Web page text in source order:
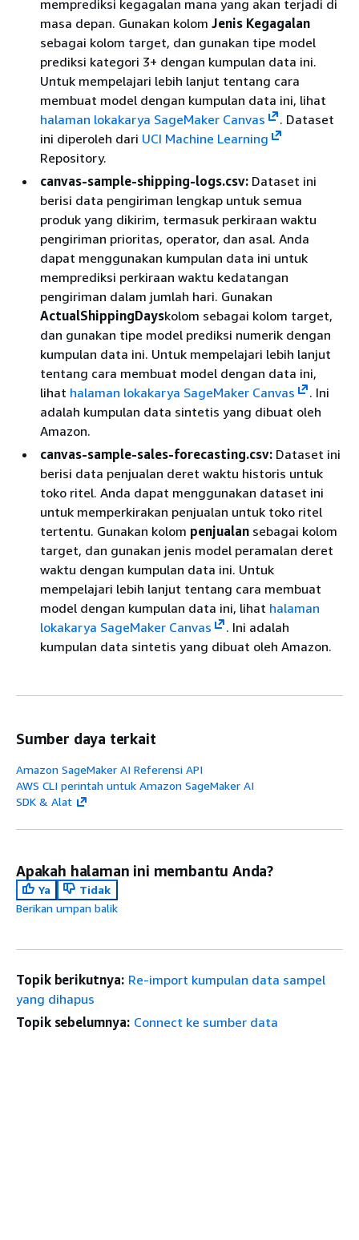
memprediksi kegagalan mana yang akan terjadi di
masa depan. Gunakan kolom Jenis Kegagalan
sebagai kolom target, dan gunakan tipe model
prediksi kategori 3+ dengan kumpulan data ini.
Untuk mempelajari lebih lanjut tentang cara
membuat model dengan kumpulan data ini, lihat
halaman lokakarya SageMaker Canvas
. Dataset
ini diperoleh dari UCI Machine Learning
Repository.
canvas-sample-shipping-logs.csv: Dataset ini
berisi data pengiriman lengkap untuk semua
produk yang dikirim, termasuk perkiraan waktu
pengiriman prioritas, operator, dan asal. Anda
dapat menggunakan kumpulan data ini untuk
memprediksi perkiraan waktu kedatangan
pengiriman dalam jumlah hari. Gunakan
ActualShippingDayskolom sebagai kolom target,
dan gunakan tipe model prediksi numerik dengan
kumpulan data ini. Untuk mempelajari lebih lanjut
tentang cara membuat model dengan data ini,
lihat halaman lokakarya SageMaker Canvas
. Ini
adalah kumpulan data sintetis yang dibuat oleh
Amazon.
canvas-sample-sales-forecasting.csv: Dataset ini
berisi data penjualan deret waktu historis untuk
toko ritel. Anda dapat menggunakan dataset ini
untuk memperkirakan penjualan untuk toko ritel
tertentu. Gunakan kolom penjualan sebagai kolom
target, dan gunakan jenis model peramalan deret
waktu dengan kumpulan data ini. Untuk
mempelajari lebih lanjut tentang cara membuat
model dengan kumpulan data ini, lihat halaman
lokakarya SageMaker Canvas
. Ini adalah
kumpulan data sintetis yang dibuat oleh Amazon.
Sumber daya terkait
Amazon SageMaker AI Referensi API
AWS CLI perintah untuk Amazon SageMaker AI
SDK & Alat
Apakah halaman ini membantu Anda?
Ya
Tidak
Berikan umpan balik
Topik berikutnya: Re-import kumpulan data sampel
yang dihapus
Topik sebelumnya: Connect ke sumber data